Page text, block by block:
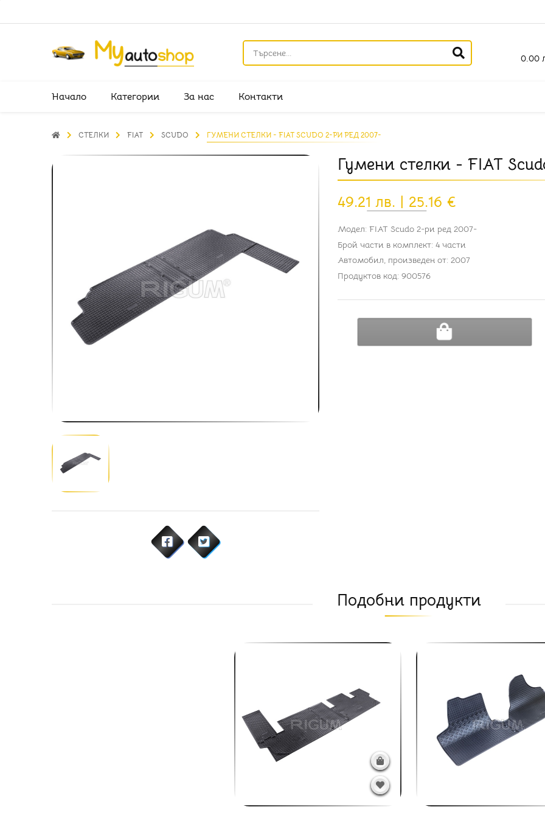
0.00
Начало Категории За нас Контакти
СТЕЛКИ FIAT SCUDO ГУМЕНИ СТЕЛКИ - FIAT SCUDO 2-РИ РЕД 2007-
Гумени стелки - FIAT
49.21 лв. | 25.16 €
Модел: FIAT Scudo 2-ри ред 2007-
Брой части в комплект: 4 части
Автомобил, произведен от: 2007
Продуктов код: 900576
ДОБАВИ В КОЛИЧКА
Подобни продукти